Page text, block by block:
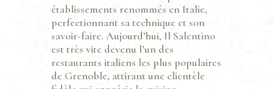
établissements renommés en Italie,
perfectionnant sa technique et son
savoir-faire. Aujourd’hui, Il Salentino
est très vite devenu l’un des
restaurants italiens les plus populaires
de Grenoble, attirant une clientèle